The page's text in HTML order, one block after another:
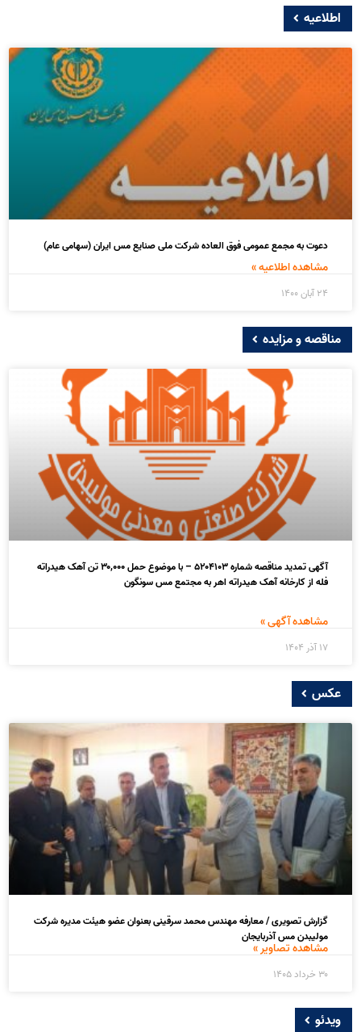
اطلاعیه
دعوت به مجمع عمومی فوق العاده شرکت ملی صنایع مس ایران (سهامی عام)
مشاهده اطلاعیه »
۲۴ آبان ۱۴۰۰
مناقصه و مزایده
آگهی تمدید مناقصه شماره ۵۲۰۴۱۰۳ – با موضوع حمل ۳۰,۰۰۰ تن آهک هیدراته
فله از کارخانه آهک هیدراته اهر به مجتمع مس سونگون
مشاهده آگهی »
۱۷ آذر ۱۴۰۴
عکس
گزارش تصویری / معارفه مهندس محمد سرقینی بعنوان عضو هیئت‌ مدیره شرکت
مولیبدن مس آذربایجان
مشاهده تصاویر »
۳۰ خرداد ۱۴۰۵
ویدئو